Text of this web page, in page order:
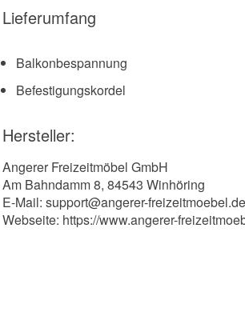
Lieferumfang
Balkonbespannung
Befestigungskordel
Hersteller:
Angerer Freizeitmöbel GmbH
Am Bahndamm 8, 84543 Winhöring
E-Mail: support@angerer-freizeitmoebel.de
Webseite: https://www.angerer-